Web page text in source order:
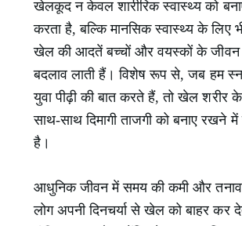
खेलकूद न केवल शारीरिक स्वास्थ्य को
करता है, बल्कि मानसिक स्वास्थ्य के लिए
खेल की आदतें बच्चों और वयस्कों के जीवन
बदलाव लाती हैं। विशेष रूप से, जब हम
युवा पीढ़ी की बात करते हैं, तो खेल शरीर
साथ-साथ दिमागी ताजगी को बनाए रखने में
है।
आधुनिक जीवन में समय की कमी और
लोग अपनी दिनचर्या से खेल को बाहर कर